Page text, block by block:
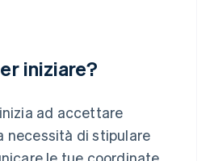
iniziare?
ad accettare
necessità di stipulare